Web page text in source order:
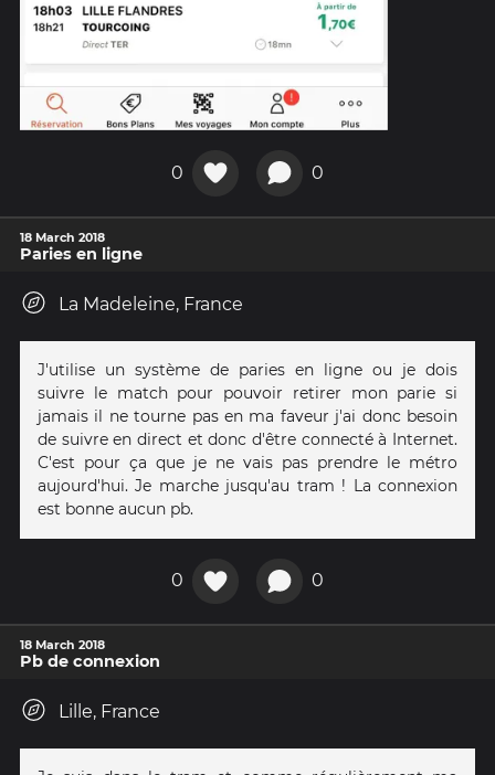
0 0
18 March 2018
Paries en ligne
La Madeleine, France
J'utilise un système de paries en ligne ou je dois
suivre le match pour pouvoir retirer mon parie si
jamais il ne tourne pas en ma faveur j'ai donc besoin
de suivre en direct et donc d'être connecté à Internet.
C'est pour ça que je ne vais pas prendre le métro
aujourd'hui. Je marche jusqu'au tram ! La connexion
est bonne aucun pb.
0 0
18 March 2018
Pb de connexion
Lille, France